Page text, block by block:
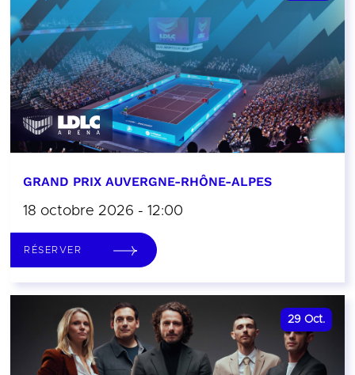
GRAND PRIX AUVERGNE-RHÔNE-ALPES
18 octobre 2026 - 12:00
RÉSERVER
29 Oct.